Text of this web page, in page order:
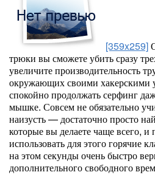
[359x259]
трюки вы сможете убить сразу
увеличите производительность
окружающих своими хакерскими
спокойно продолжать серфинг
мышке. Совсем не обязательно
наизусть — достаточно просто
которые вы делаете чаще всего, и
использовать для этого горячие
на этом секунды очень быстро
дополнительного свободного